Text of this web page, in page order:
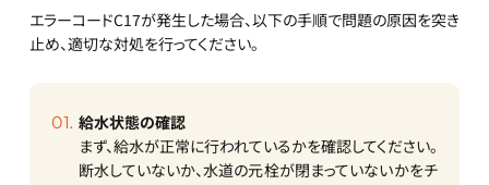
エラーコードC17が発生した場合、以下の手順で問題の原因を突き
止め、適切な対処を行ってください。
給水状態の確認
まず、給水が正常に行われているかを確認してください。
断水していないか、水道の元栓が閉まっていないかをチ